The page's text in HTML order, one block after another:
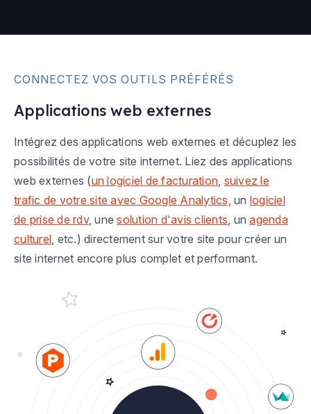
CONNECTEZ VOS OUTILS PRÉFÉRÉS
Applications web externes
Intégrez des applications web externes et décuplez les
possibilités de votre site internet. Liez des applications
web externes (un logiciel de facturation, suivez le
trafic de votre site avec Google Analytics, un logiciel
de prise de rdv, unesolution d'avis clients, unagenda
culturel, etc.) directement sur votre site pour créer un
site internet encore plus complet et performant.